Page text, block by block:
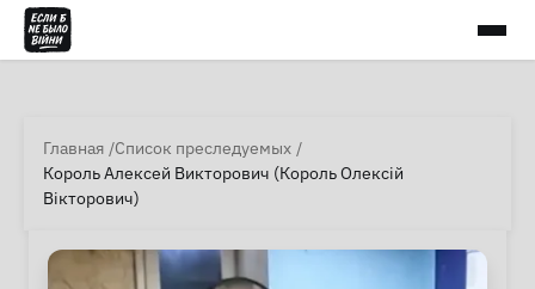
Главная Список преследуемых
Король Алексей Викторович (Король Олексій
Вікторович)